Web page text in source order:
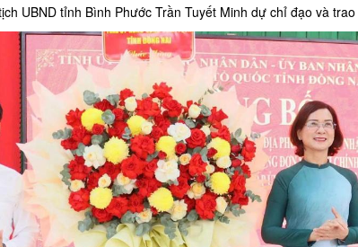
UBND tỉnh Bình Phước Trần Tuyết Minh dự chỉ đạo và